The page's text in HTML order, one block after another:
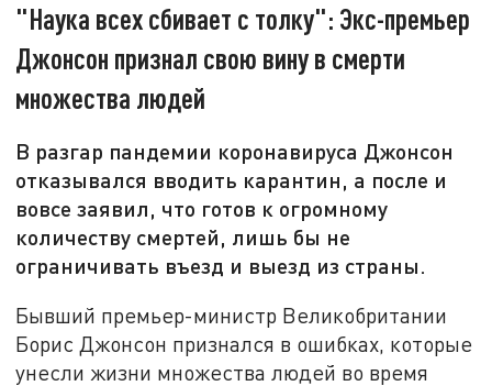
"Наука всех сбивает с толку": Экс-премьер
Джонсон признал свою вину в смерти
множества людей
В разгар пандемии коронавируса Джонсон
отказывался вводить карантин, а после и
вовсе заявил, что готов к огромному
количеству смертей, лишь бы не
ограничивать въезд и выезд из страны.
Бывший премьер-министр Великобритании
Борис Джонсон признался в ошибках, которые
унесли жизни множества людей во время